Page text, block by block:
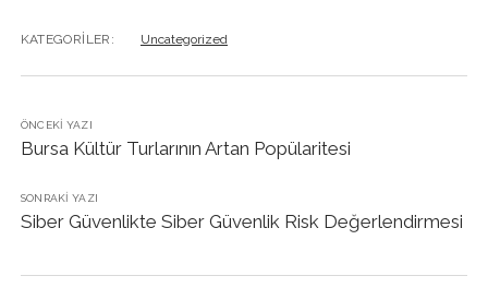
KATEGORILER: Uncategorized
ÖNCEKI YAZI
Bursa Kültür Turlarının Artan Popülaritesi
SONRAKI YAZI
Siber Güvenlikte Siber Güvenlik Risk Değerlendirmesi